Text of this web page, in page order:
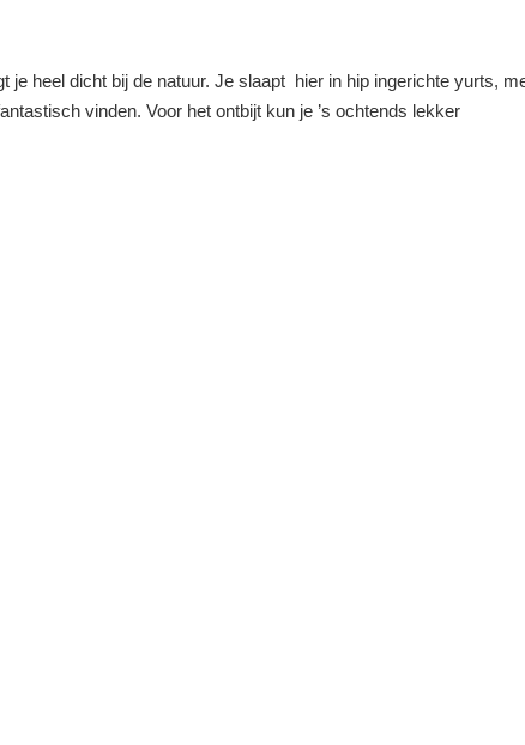
je heel dicht bij de natuur. Je slaapt hier in hip ingerichte yurts,
vinden. Voor het ontbijt kun je ’s ochtends lekker